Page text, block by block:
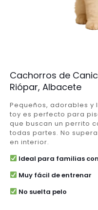
Cachorros de
Riópar, Albacete
Pequeños, adorables y
toy es perfecto para
que buscan un perrito
todas partes. No
en interior.
Ideal para familias
Muy fácil de entrenar
No suelta pelo